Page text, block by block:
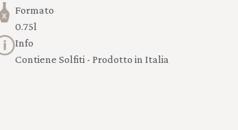
Formato
0.75l
Info
Contiene Solfiti - Prodotto in Italia